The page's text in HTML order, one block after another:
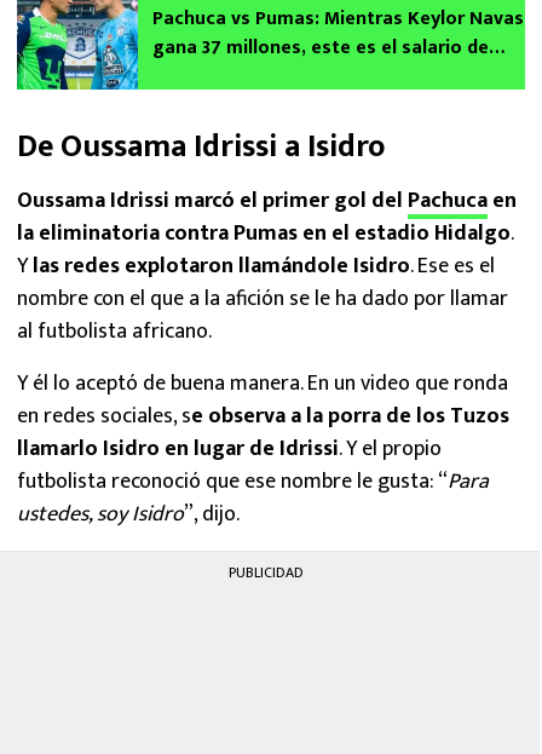
Pachuca vs Pumas: Mientras Keylor Navas
gana 37 millones, este es el salario de
De Oussama Idrissi a Isidro
Oussama Idrissi marcó el primer gol del Pachucaen
la eliminatoria contra Pumas en el estadio Hidalgo.
Ylas redes explotaron llamándole Isidro. Ese es el
nombre con el que a la afición se le ha dado por llamar
al futbolista africano.
Y él lo aceptó de buena manera. En un video que ronda
en redes sociales, se observa a la porra de los Tuzos
llamarlo Isidro en lugar de Idrissi. Y el propio
futbolista reconoció que ese nombre le gusta: “Para
ustedes, soy Isidro”, dijo.
PUBLICIDAD